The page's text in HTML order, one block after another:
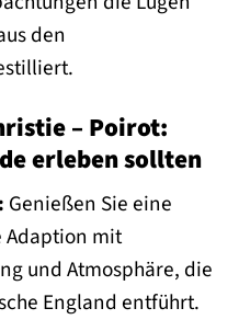
den
– Poirot:
erleben sollten
Genießen Sie eine
mit
und Atmosphäre, die
England entführt.